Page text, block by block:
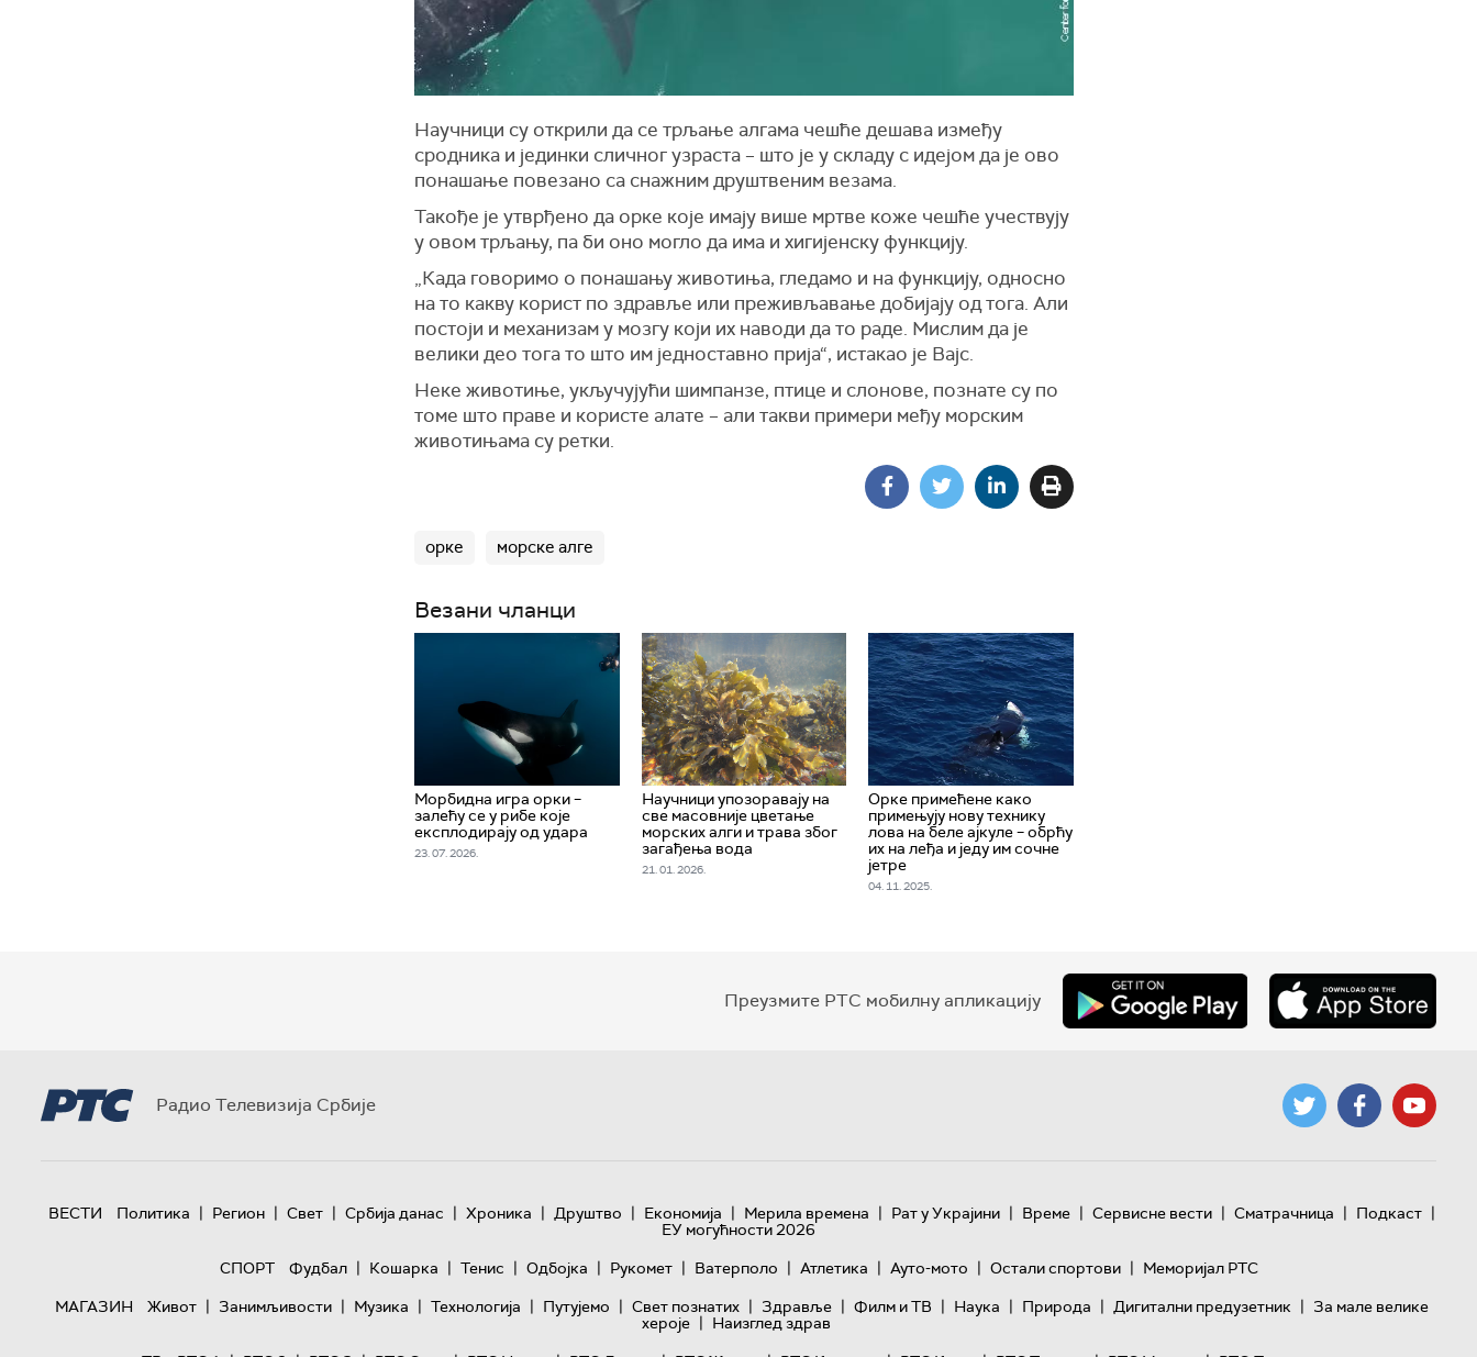
Научници су открили да се трљање алгама чешће дешава између
сродника и јединки сличног узраста – што је у складу с идејом да је ово
понашање повезано са снажним друштвеним везама.
Такође је утврђено да орке које имају више мртве коже чешће учествују
у овом трљању, па би оно могло да има и хигијенску функцију.
„Када говоримо о понашању животиња, гледамо и на функцију, односно
на то какву корист по здравље или преживљавање добијају од тога. Али
постоји и механизам у мозгу који их наводи да то раде. Мислим да је
велики део тога то што им једноставно прија“, истакао је Вајс.
Неке животиње, укључујући шимпанзе, птице и слонове, познате су по
томе што праве и користе алате – али такви примери међу морским
животињама су ретки.
орке морске алге
Везани чланци
Морбидна игра орки –
залећу се у рибе које
експлодирају од удара
23. 07. 2026.
Научници упозоравају на
све масовније цветање
морских алги и трава због
загађења вода
21. 01. 2026.
Орке примећене како
примењују нову технику
лова на беле ајкуле – обрћу
их на леђа и једу им сочне
јетре
04. 11. 2025.
Преузмите РТС мобилну апликацију
Радио Телевизија Србије
ВЕСТИ Политика | Регион | Свет | Србија данас | Хроника | Друштво | Економија | Мерила времена | Рат у Украјини | Време | Сервисне вести | Сматрачница | Подкаст |
ЕУ могућности 2026
СПОРТ
Фудбал | Кошарка | Тенис | Одбојка | Рукомет | Ватерполо | Атлетика | Ауто-мото | Остали спортови | Меморијал РТС
МАГАЗИН
Живот | Занимљивости | Музика | Технологијa | Путујемо | Свет познатих | Здравље | Филм и ТВ | Наука | Природа | Дигитални предузетник | За мале велике
хероје | Наизглед здрав